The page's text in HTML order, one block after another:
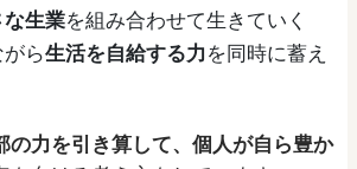
生業を組み合わせて生きていく
がら生活を自給する力 を同時に蓄え
の力を引き算して、個人が自ら豊か